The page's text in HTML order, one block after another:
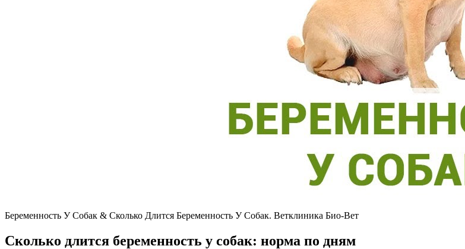
Беременность У Собак & Cколько Длится Беременность У Собак. Ветклиника Био-Вет
Сколько длится беременность у собак: норма по дням